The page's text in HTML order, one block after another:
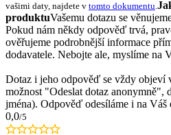
vašimi daty, najdete v tomto dokumentu
produktuVašemu dotazu se
Pokud nám někdy odpověď trvá,
ověřujeme podrobnější informace
dodavatele. Nebojte ale, myslíme na
Dotaz i jeho odpověď se vždy objeví
možnost "Odeslat dotaz anonymně",
jména). Odpověď odesíláme i na Váš
0,0/5